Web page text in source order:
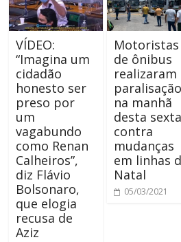
VÍDEO:
“Imagina um
cidadão
honesto ser
preso por
um
vagabundo
como Renan
Calheiros”,
diz Flávio
Bolsonaro,
que elogia
recusa de
Aziz
Motoristas
de ônibus
realizaram
paralisação
na manhã
desta sexta
contra
mudanças
em linhas
Natal
05/03/2021